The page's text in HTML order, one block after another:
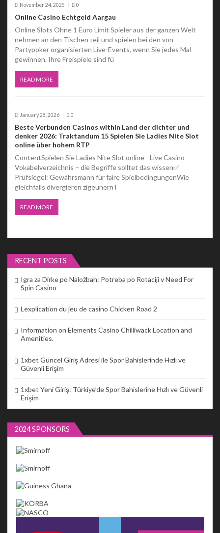
November 24, 2025 0
Online Casino Echtgeld Aargau
Online Slots Ohne 1 Euro Limit Spieler aus der ganzen Welt
nehmen an den Tischen teil und spielen bei den von
Partypoker organisierten Live-Events, wenn Sie jedes Mal
gewinnen. Ihre Freispiele sind fü
READ MORE
January 28, 2026 0
Beste Verbunden Casinos within Land der dichter und
denker 2026: Traktandum 15 Spielen Sie Ladies Nite Slot
online über hohem RTP
ContentSpielen Sie Ladies Nite Slot online - Live Casino
Vokabelverzeichnis – die Begriffe solltet das wissen✅
Prüfsiegel: Gewährsmann für faire SpielbedingungenWie
gleichfalls divergieren zigeunern l
READ MORE
RECENT POSTS
Igra za Dirke po Naložbah: Potreba po Rotaciji v Need For
Spin Casino
Lexplication du jeu de casino Chicken Road 2
Information on Elements Casino Chilliwack Location and
Amenities.
1xbet Güncel Giriş Adresi ile Spor Bahislerinde Hızlı ve
Güvenli Erişim
1xbet Yeni Giriş: Türkiye’de Spor Bahislerine Hızlı ve Güvenli
Erişim
2024 SPONSORS